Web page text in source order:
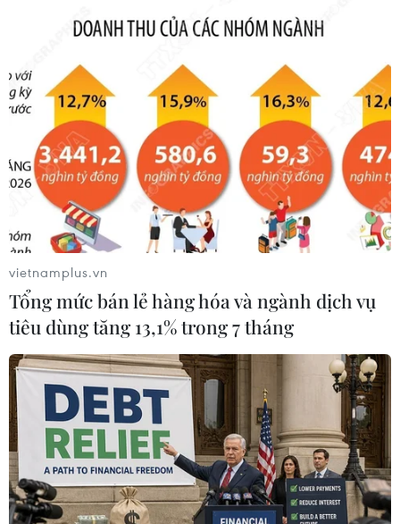
#EU #Scotland #Độc lập
#Scotch whisky
#Lợi nhuận
#Thị trường #Nguyên liệu
#Nông dân
#Tiền tệ
#Xuất khẩu #Tiêu thụ Anh
Theo dõi VietnamPlus
TIN LIÊN QUAN
vietnamplus.vn
Tổng mức bán lẻ hàng hóa và ngành dịch vụ
tiêu dùng tăng 13,1% trong 7 tháng